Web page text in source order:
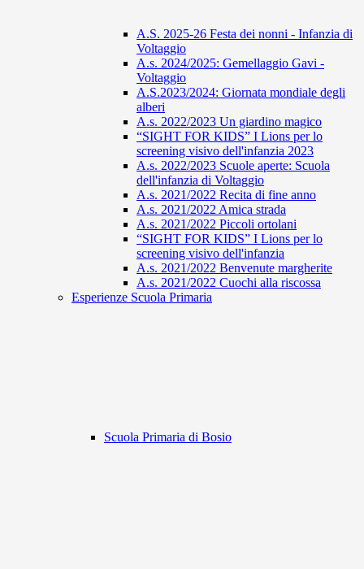
A.S. 2025-26 Festa dei nonni - Infanzia di
Voltaggio
A.s. 2024/2025: Gemellaggio Gavi -
Voltaggio
A.S.2023/2024: Giornata mondiale degli
alberi
A.s. 2022/2023 Un giardino magico
“SIGHT FOR KIDS” I Lions per lo
screening visivo dell'infanzia 2023
A.s. 2022/2023 Scuole aperte: Scuola
dell'infanzia di Voltaggio
A.s. 2021/2022 Recita di fine anno
A.s. 2021/2022 Amica strada
A.s. 2021/2022 Piccoli ortolani
“SIGHT FOR KIDS” I Lions per lo
screening visivo dell'infanzia
A.s. 2021/2022 Benvenute margherite
A.s. 2021/2022 Cuochi alla riscossa
Esperienze Scuola Primaria
Scuola Primaria di Bosio